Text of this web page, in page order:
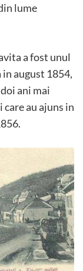
lume
a fost unul
august 1854,
ani mai
au ajuns in